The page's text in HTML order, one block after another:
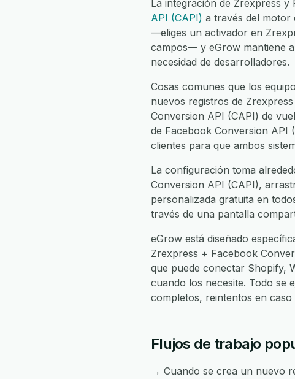
La integración de Zrexpress
API (CAPI) a través del motor
—eliges un activador en
campos— y eGrow mantiene
necesidad de desarrolladores.
Cosas comunes que los
nuevos registros de
Conversion API (CAPI) de
de Facebook Conversion API
clientes para que ambos
La configuración toma
Conversion API (CAPI),
personalizada gratuita en
través de una pantalla
eGrow está diseñado
Zrexpress + Facebook
que puede conectar Shopify,
cuando los necesite. Todo se
completos, reintentos en
Flujos de trabajo
→ Cuando se crea un nuevo